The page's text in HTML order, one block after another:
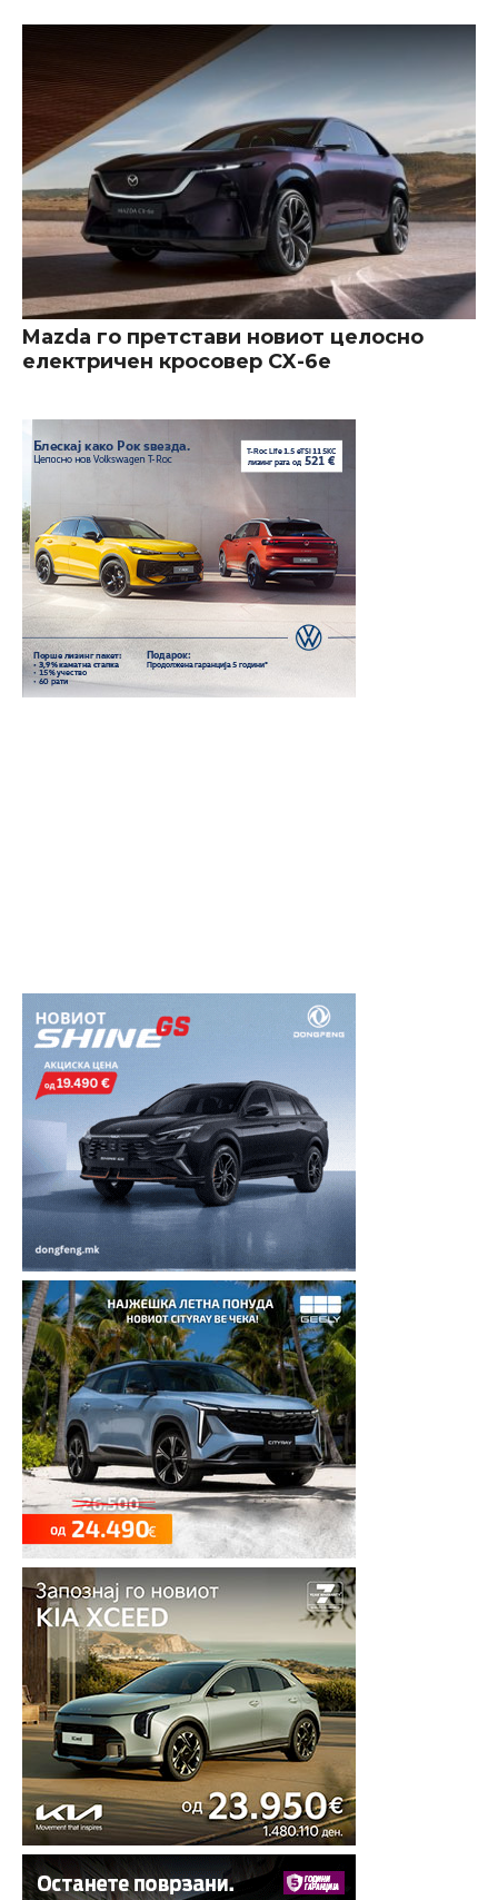
Mazda го претстави новиот целосно
електричен кросовер CX-6e